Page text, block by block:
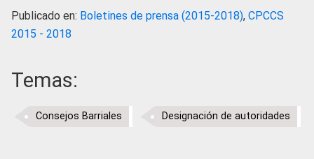
Publicado en: Boletines de prensa (2015-2018), CPCCS
2015 - 2018
Temas:
Consejos Barriales Designación de autoridades